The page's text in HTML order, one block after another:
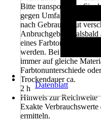
Bitte transportieren Sie
gegen Umfallen und
nach Gebrauch gut
Anbruchgebinde alsbald
eines Farbtons sollten
werden. Bei
immer auf gleiche
Farbtonunterschiede
Trockendauer ca.
2 h
Hinweis zur Reichweite
Exakte
ermitteln.
Datenblatt